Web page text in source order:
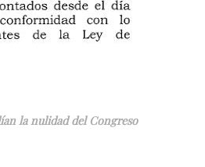
la nulidad del Congreso